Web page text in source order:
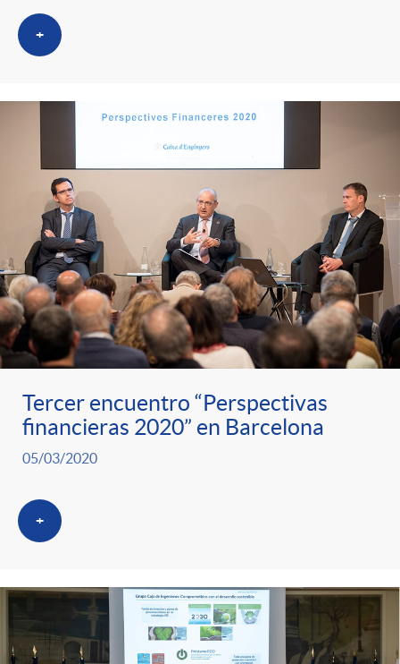
+
Tercer encuentro “Perspectivas
financieras 2020” en Barcelona
05/03/2020
+